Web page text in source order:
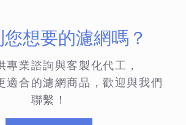
想要的濾網嗎？
專業諮詢與客製化代工，
適合的濾網商品，歡迎與我們
聯繫！